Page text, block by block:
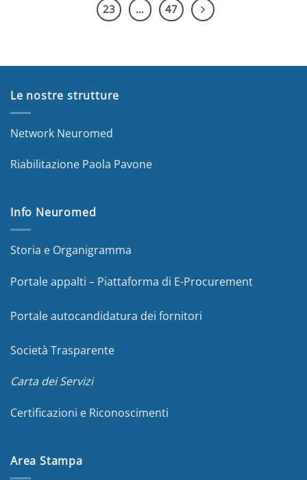
23
… 47
Le nostre strutture
Network Neuromed
Riabilitazione Paola Pavone
Info Neuromed
Storia e Organigramma
Portale appalti – Piattaforma di E-Procurement
Portale autocandidatura dei fornitori
Società Trasparente
Carta dei Servizi
Certificazioni e Riconoscimenti
Area Stampa